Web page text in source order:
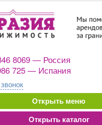
8069 — Россия
725 — Испания